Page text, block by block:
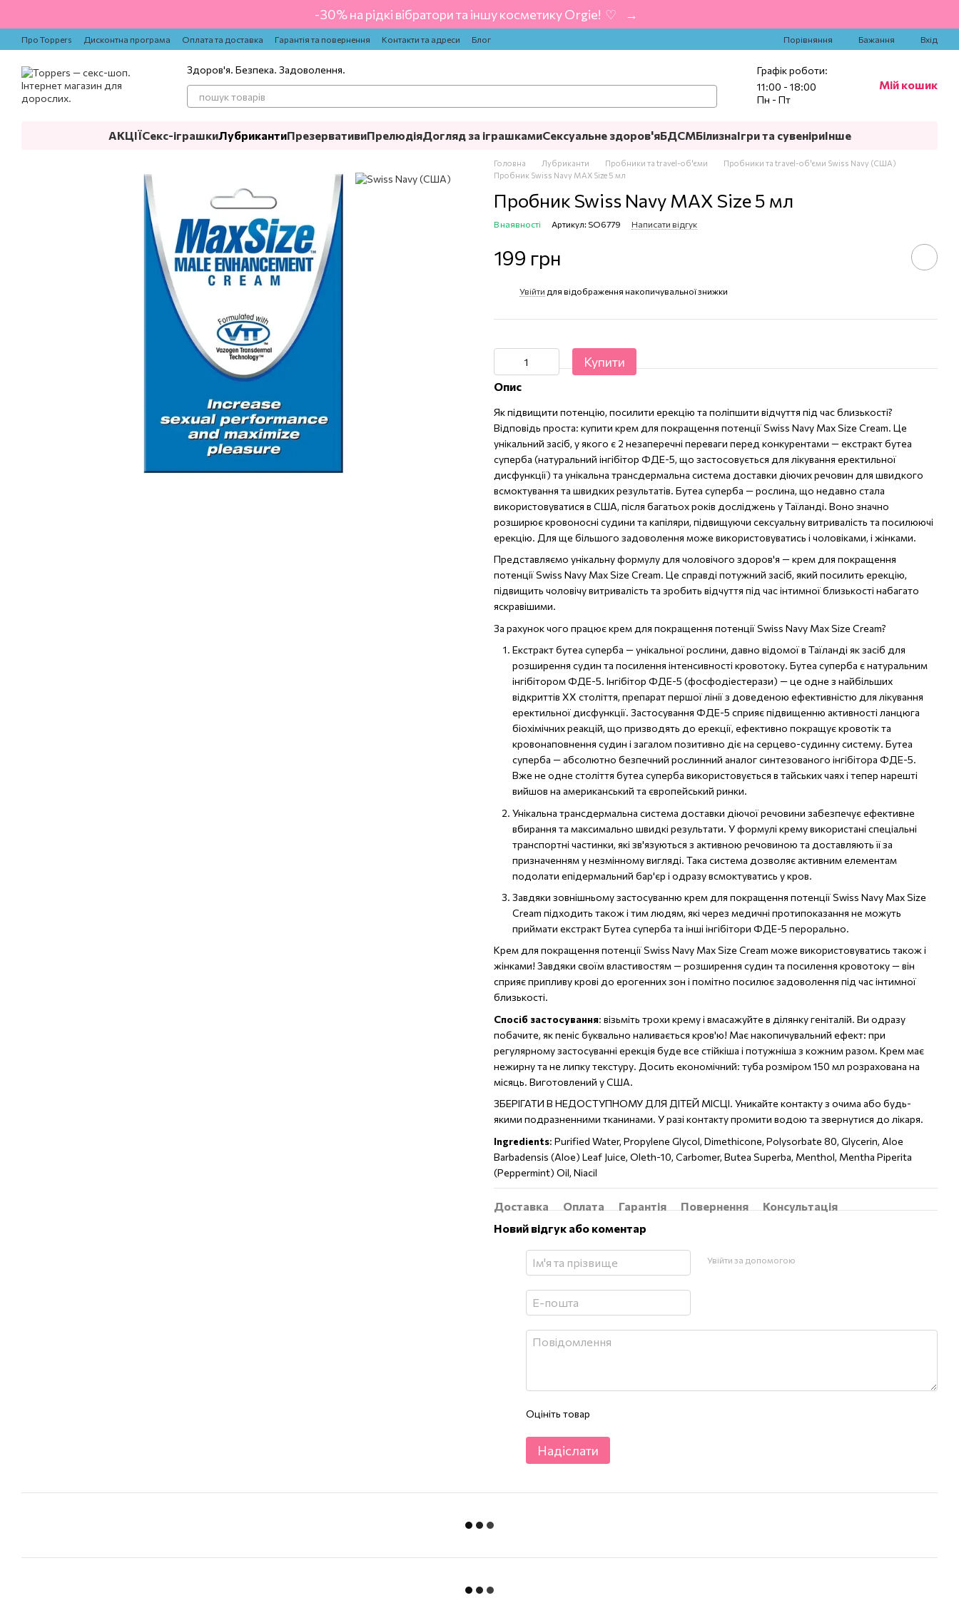
-30% на рідкі вібратори та іншу косметику Orgie! ‍ ♡ ‍ → ‍
Про Toppers Дисконтна програма Оплата та доставка Гарантія та повернення Контакти та адреси Блог Порівняння Бажання Вхід
Здоров'я. Безпека. Задоволення.
Графік роботи:
11:00 - 18:00
Пн - Пт
Мій кошик
АКЦІЇСекс-іграшкиЛубрикантиПрезервативиПрелюдіяДогляд за іграшкамиСексуальне здоров'яБДСМБілизнаІгри та сувеніриІнше
Головна Лубриканти Пробники та travel-об'єми
Пробники та travel-об'єми Swiss Navy (США)
Пробник Swiss Navy MAX Size 5 мл
Пробник Swiss Navy MAX Size 5 мл
В наявності Артикул: SO6779 Написати відгук
199 грн
Увійти для відображення накопичувальної знижки
Купити
Опис
Як підвищити потенцію, посилити ерекцію та поліпшити відчуття під час близькості?
Відповідь проста: купити крем для покращення потенції Swiss Navy Max Size Cream. Це
унікальний засіб, у якого є 2 незаперечні переваги перед конкурентами — екстракт бутеа
суперба (натуральний інгібітор ФДЕ-5, що застосовується для лікування еректильної
дисфункції) та унікальна трансдермальна система доставки діючих речовин для швидкого
всмоктування та швидких результатів. Бутеа суперба — рослина, що недавно стала
використовуватися в США, після багатьох років досліджень у Таїланді. Воно значно
розширює кровоносні судини та капіляри, підвищуючи сексуальну витривалість та посилюючі
ерекцію. Для ще більшого задоволення може використовуватись і чоловіками, і жінками.
Представляємо унікальну формулу для чоловічого здоров'я — крем для покращення
потенції Swiss Navy Max Size Cream. Це справді потужний засіб, який посилить ерекцію,
підвищить чоловічу витривалість та зробить відчуття під час інтимної близькості набагато
яскравішими.
За рахунок чого працює крем для покращення потенції Swiss Navy Max Size Cream?
Екстракт бутеа суперба — унікальної рослини, давно відомої в Таїланді як засіб для
розширення судин та посилення інтенсивності кровотоку. Бутеа суперба є натуральним
інгібітором ФДЕ-5. Інгібітор ФДЕ-5 (фосфодіестерази) — це одне з найбільших
відкриттів ХХ століття, препарат першої лінії з доведеною ефективністю для лікування
еректильної дисфункції. Застосування ФДЕ-5 сприяє підвищенню активності ланцюга
біохімічних реакцій, що призводять до ерекції, ефективно покращує кровотік та
кровонаповнення судин і загалом позитивно діє на серцево-судинну систему. Бутеа
суперба — абсолютно безпечний рослинний аналог синтезованого інгібітора ФДЕ-5.
Вже не одне століття бутеа суперба використовується в тайських чаях і тепер нарешті
вийшов на американський та європейський ринки.
Унікальна трансдермальна система доставки діючої речовини забезпечує ефективне
вбирання та максимально швидкі результати. У формулі крему використані спеціальні
транспортні частинки, які зв'язуються з активною речовиною та доставляють її за
призначенням у незмінному вигляді. Така система дозволяє активним елементам
подолати епідермальний бар'єр і одразу всмоктуватись у кров.
Завдяки зовнішньому застосуванню крем для покращення потенції Swiss Navy Max Size
Cream підходить також і тим людям, які через медичні протипоказання не можуть
приймати екстракт Бутеа суперба та інші інгібітори ФДЕ-5 перорально.
Крем для покращення потенції Swiss Navy Max Size Cream може використовуватись також і
жінками! Завдяки своїм властивостям — розширення судин та посилення кровотоку — він
сприяє припливу крові до ерогенних зон і помітно посилює задоволення під час інтимної
близькості.
Спосіб застосування: візьміть трохи крему і вмасажуйте в ділянку геніталій. Ви одразу
побачите, як пеніс буквально наливається кров'ю! Має накопичувальний ефект: при
регулярному застосуванні ерекція буде все стійкіша і потужніша з кожним разом. Крем має
нежирну та не липку текстуру. Досить економічний: туба розміром 150 мл розрахована на
місяць. Виготовлений у США.
ЗБЕРІГАТИ В НЕДОСТУПНОМУ ДЛЯ ДІТЕЙ МІСЦІ. Уникайте контакту з очима або будь-
якими подразненними тканинами. У разі контакту промити водою та звернутися до лікаря.
Ingredients: Purified Water, Propylene Glycol, Dimethicone, Polysorbate 80, Glycerin, Aloe
Barbadensis (Aloe) Leaf Juice, Oleth-10, Carbomer, Butea Superba, Menthol, Mentha Piperita
(Peppermint) Oil, Niacil
Доставка Оплата Гарантія Повернення
Консультація
Новий відгук або коментар
Увійти за допомогою
Оцініть товар
Надіслати